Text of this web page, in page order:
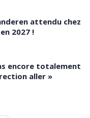
attendu chez
2027 !
encore totalement
aller »